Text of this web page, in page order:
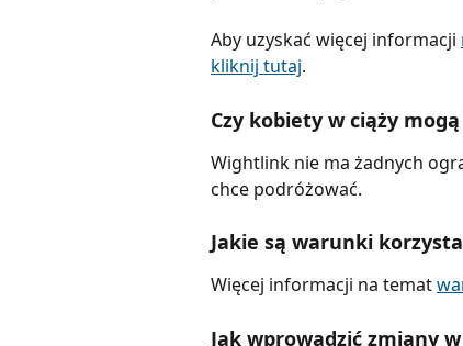
Aby uzyskać więcej informacji
kliknij tutaj.
Czy kobiety w ciąży
Wightlink nie ma żadnych
chce podróżować.
Jakie są warunki
Więcej informacji na temat
Jak wprowadzić zmiany